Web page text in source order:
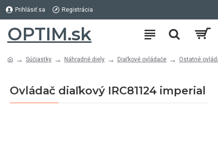
Prihlásiť sa Registrácia
OPTIM.sk
Súčiastky Náhradné diely Diaľkové ovládače Ostatné
Ovládač diaľkový IRC81124 imperial